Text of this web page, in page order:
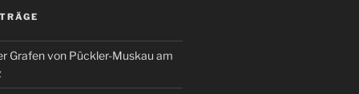
Grafen von Pückler-Muskau am